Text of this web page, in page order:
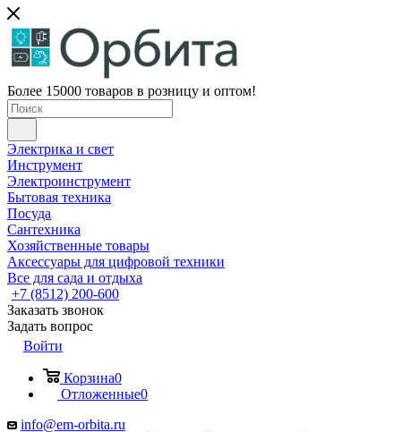
Более 15000 товаров в розницу и оптом!
Электрика и свет
Инструмент
Электроинструмент
Бытовая техника
Посуда
Сантехника
Хозяйственные товары
Аксессуары для цифровой техники
Все для сада и отдыха
+7 (8512) 200-600
Заказать звонок
Задать вопрос
Войти
Корзина0
Отложенные0
info@em-orbita.ru